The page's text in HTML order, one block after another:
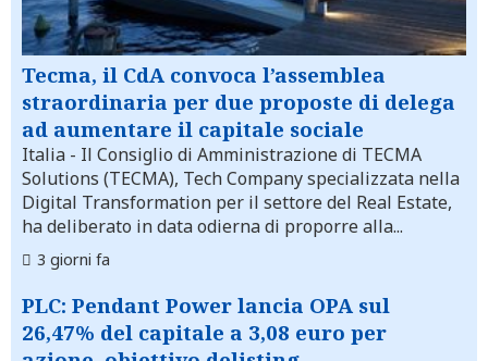
Tecma, il CdA convoca l’assemblea
straordinaria per due proposte di delega
ad aumentare il capitale sociale
Italia - Il Consiglio di Amministrazione di TECMA
Solutions (TECMA), Tech Company specializzata nella
Digital Transformation per il settore del Real Estate,
ha deliberato in data odierna di proporre alla...
3 giorni fa
PLC: Pendant Power lancia OPA sul
26,47% del capitale a 3,08 euro per